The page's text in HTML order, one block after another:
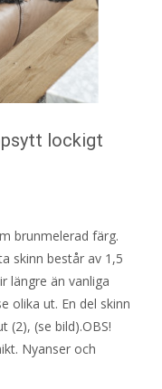
lockigt
brunmelerad färg.
skinn består av 1,5
längre än vanliga
olika ut. En del skinn
(2), (se bild).OBS!
Nyanser och